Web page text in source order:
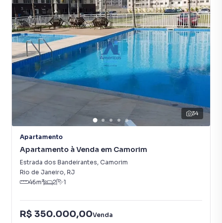
34
Apartamento
Apartamento à Venda em Camorim
Estrada dos Bandeirantes, Camorim
Rio de Janeiro, RJ
46m² 2 1
R$ 350.000,00Venda